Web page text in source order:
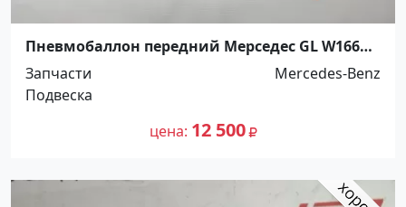
Пневмобаллон передний Мерседес GL W166
X166 Краснодар
Запчасти
Mercedes-Benz
Подвеска
цена 12 500